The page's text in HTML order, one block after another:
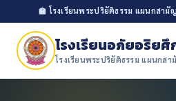
🏫 โรงเรียนพระปริยัติธรรม แผนกสามั
โรงเรียนอภัยอริยศึ
โรงเรียนพระปริยัติธรรม แผนกส